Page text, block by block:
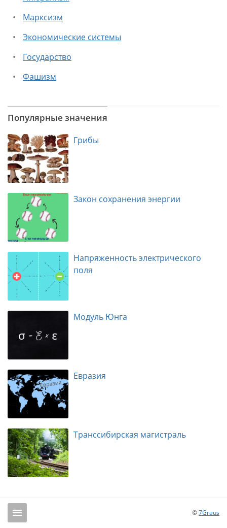
Марксизм
Экономические системы
Государство
Фашизм
Популярные значения
Грибы
Закон сохранения энергии
Напряженность электрического
поля
Модуль Юнга
Евразия
Транссибирская магистраль
©7Graus